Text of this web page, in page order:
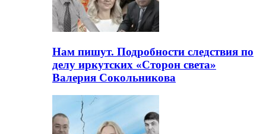
Нам пишут. Подробности следствия по
делу иркутских «Сторон света»
Валерия Сокольникова